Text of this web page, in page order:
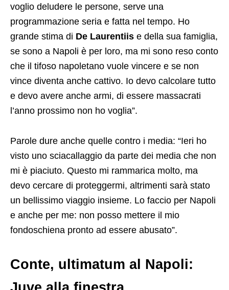
voglio deludere le persone, serve una
programmazione seria e fatta nel tempo. Ho
grande stima di De Laurentiis e della sua famiglia,
se sono a Napoli è per loro, ma mi sono reso conto
che il tifoso napoletano vuole vincere e se non
vince diventa anche cattivo. Io devo calcolare tutto
e devo avere anche armi, di essere massacrati
l’anno prossimo non ho voglia”.
Parole dure anche quelle contro i media: “Ieri ho
visto uno sciacallaggio da parte dei media che non
mi è piaciuto. Questo mi rammarica molto, ma
devo cercare di proteggermi, altrimenti sarà stato
un bellissimo viaggio insieme. Lo faccio per Napoli
e anche per me: non posso mettere il mio
fondoschiena pronto ad essere abusato”.
Conte, ultimatum al Napoli: